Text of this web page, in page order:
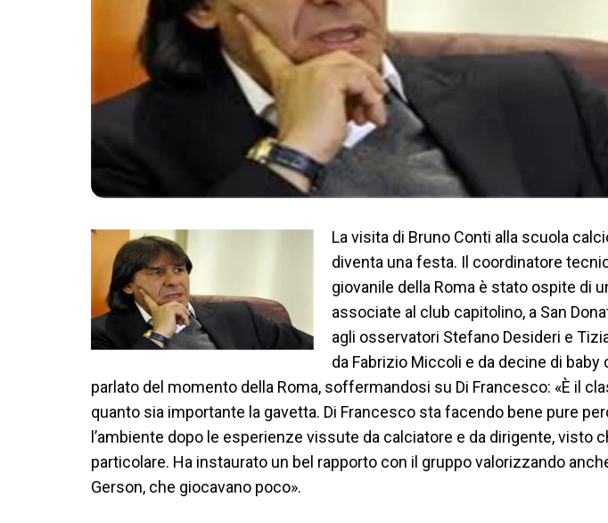
La visita di Bruno Conti alla scuola
diventa una festa. Il coordinatore
giovanile della Roma è stato ospite di
associate al club capitolino, a San
agli osservatori Stefano Desideri e
da Fabrizio Miccoli e da decine di baby
parlato del momento della Roma, soffermandosi su Di Francesco: «È il
quanto sia importante la gavetta. Di Francesco sta facendo bene pure
l’ambiente dopo le esperienze vissute da calciatore e da dirigente, visto
particolare. Ha instaurato un bel rapporto con il gruppo valorizzando
Gerson, che giocavano poco».